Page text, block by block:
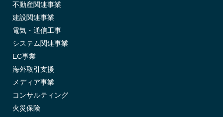
不動産関連事業
建設関連事業
電気・通信工事
システム関連事業
EC事業
海外取引支援
メディア事業
コンサルティング
火災保険